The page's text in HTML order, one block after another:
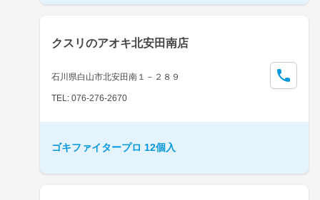
クスリのアオキ北安田南店
石川県白山市北安田南１－２８９
TEL: 076-276-2670
ゴキファイタープロ 12個入